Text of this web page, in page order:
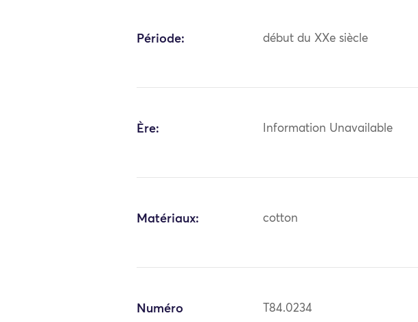
Période: début du XXe siècle
Ère: Information Unavailable
Matériaux: cotton
Numéro
T84.0234